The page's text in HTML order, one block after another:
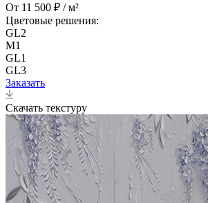
От 11 500 ₽ / м²
Цветовые решения:
GL2
M1
GL1
GL3
Заказать
Скачать текстуру